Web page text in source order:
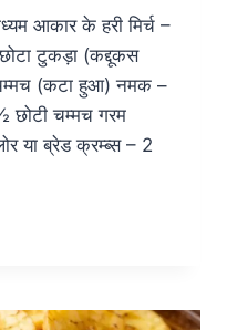
आकार के हरी मिर्च –
टुकड़ा (कद्दूकस
(कटा हुआ) नमक –
छोटी चम्मच गरम
या ब्रेड क्रम्ब्स – 2